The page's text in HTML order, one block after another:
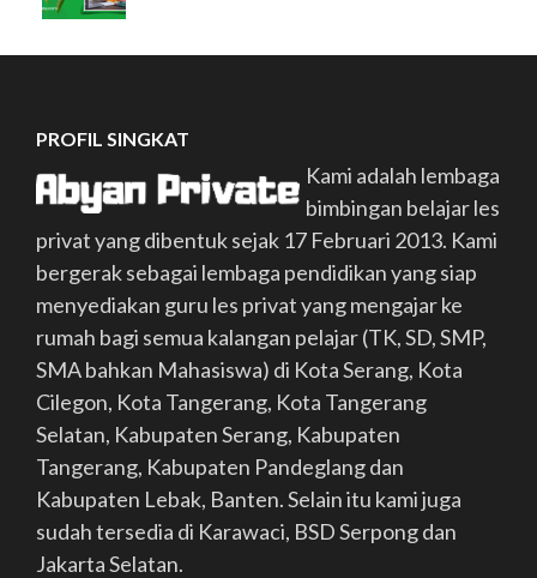
PROFIL SINGKAT
Kami adalah lembaga
bimbingan belajar les
privat yang dibentuk sejak 17 Februari 2013. Kami
bergerak sebagai lembaga pendidikan yang siap
menyediakan guru les privat yang mengajar ke
rumah bagi semua kalangan pelajar (TK, SD, SMP,
SMA bahkan Mahasiswa) di Kota Serang, Kota
Cilegon, Kota Tangerang, Kota Tangerang
Selatan, Kabupaten Serang, Kabupaten
Tangerang, Kabupaten Pandeglang dan
Kabupaten Lebak, Banten. Selain itu kami juga
sudah tersedia di Karawaci, BSD Serpong dan
Jakarta Selatan.